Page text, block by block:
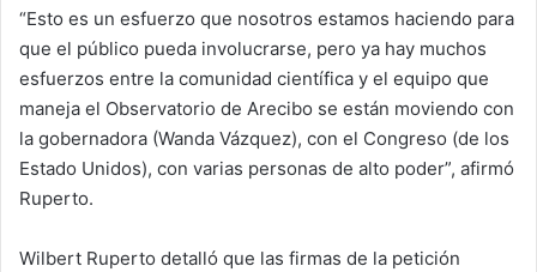
“Esto es un esfuerzo que nosotros estamos haciendo para
que el público pueda involucrarse, pero ya hay muchos
esfuerzos entre la comunidad científica y el equipo que
maneja el Observatorio de Arecibo se están moviendo con
la gobernadora (Wanda Vázquez), con el Congreso (de los
Estado Unidos), con varias personas de alto poder”, afirmó
Ruperto.
Wilbert Ruperto detalló que las firmas de la petición